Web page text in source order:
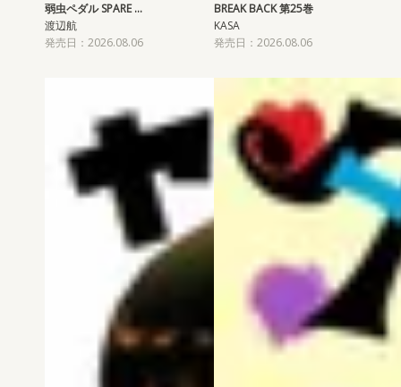
弱虫ペダル SPARE …
渡辺航
発売日：2026.08.06
BREAK BACK 第25巻
KASA
発売日：2026.08.06